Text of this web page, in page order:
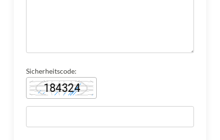
Sicherheitscode: